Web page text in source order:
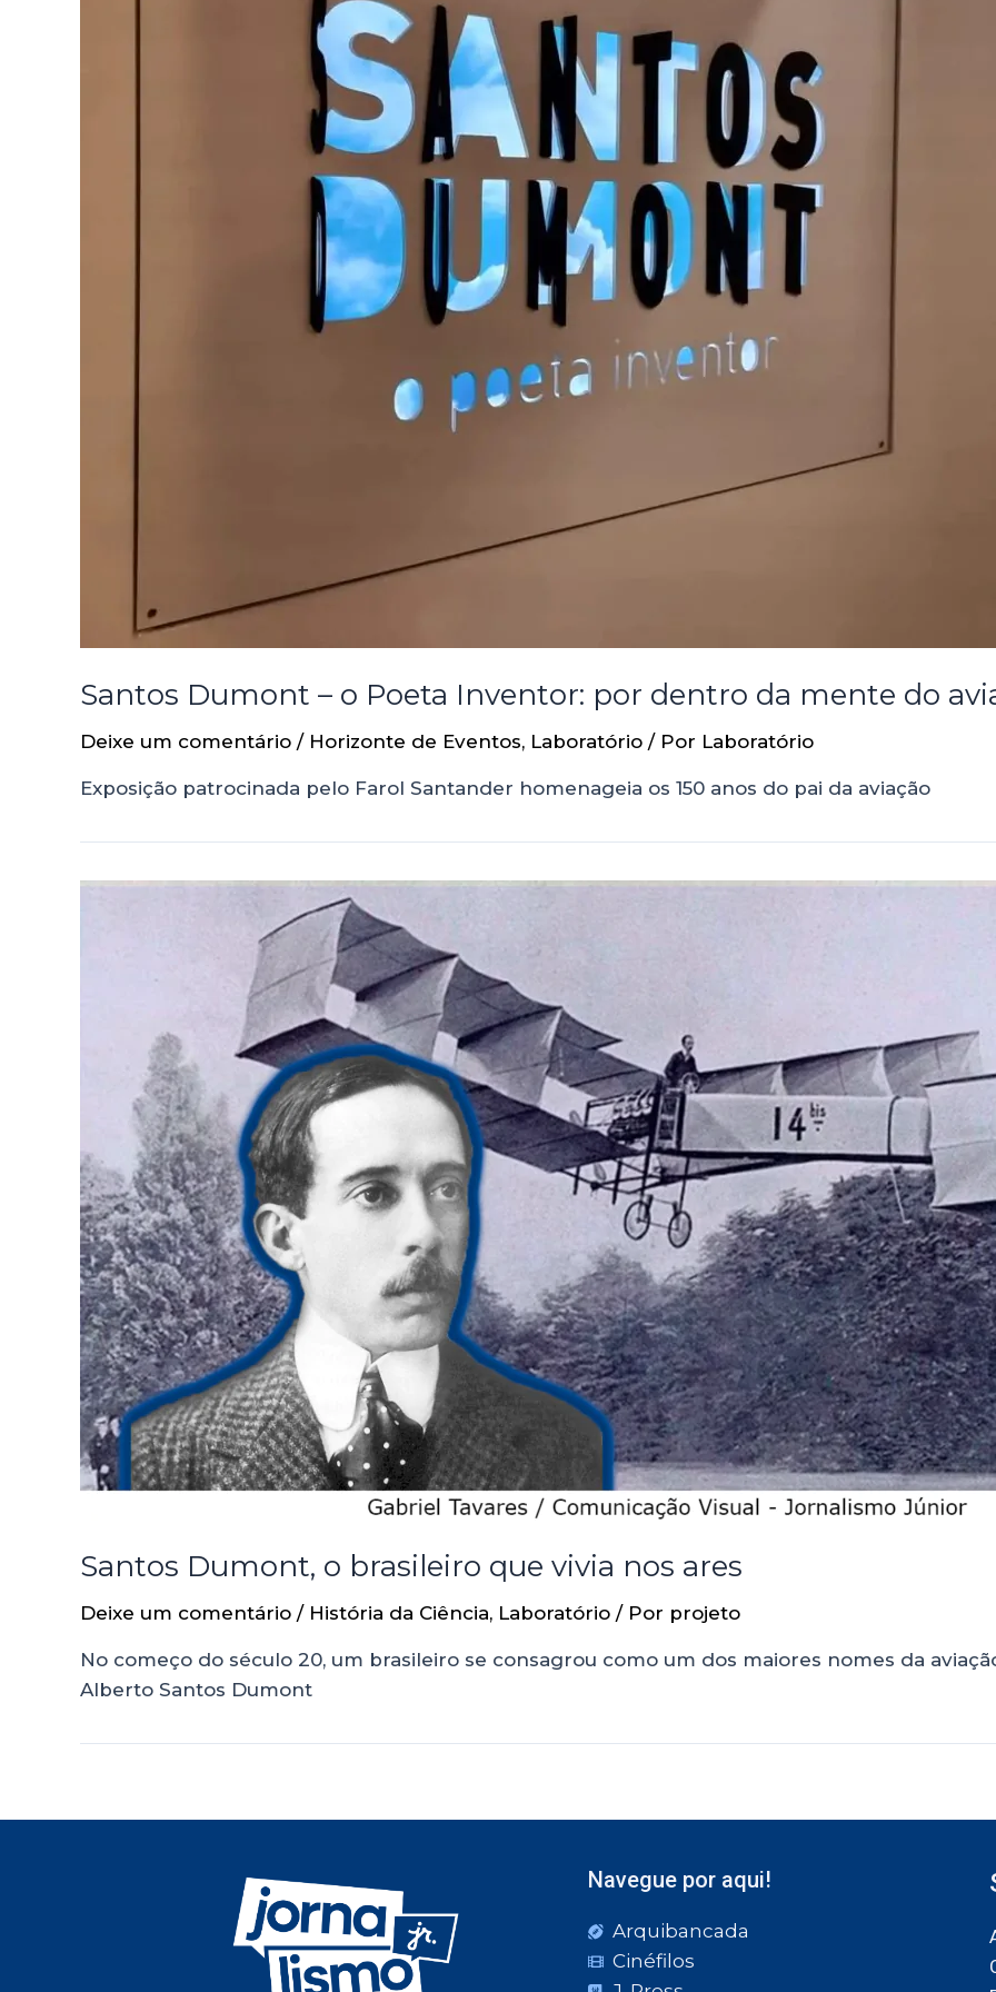
Santos Dumont – o Poeta Inventor: por dentro da mente do
Deixe um comentário / Horizonte de Eventos, Laboratório / Por Laboratório
Exposição patrocinada pelo Farol Santander homenageia os 150 anos do pai da aviação
Santos Dumont, o brasileiro que vivia nos ares
Deixe um comentário / História da Ciência, Laboratório / Por projeto
No começo do século 20, um brasileiro se consagrou como um dos maiores nomes da
Alberto Santos Dumont
Navegue por aqui!
Arquibancada
Cinéfilos